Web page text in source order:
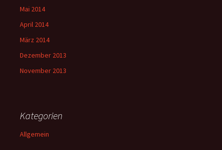
Mai 2014
April 2014
März 2014
Dezember 2013
November 2013
Kategorien
Allgemein